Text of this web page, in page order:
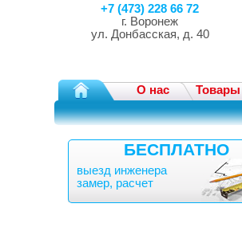
+7 (473) 228 66 72
г. Воронеж
ул. Донбасская, д. 40
О нас
Товары
БЕСПЛАТНО
выезд инженера
замер, расчет